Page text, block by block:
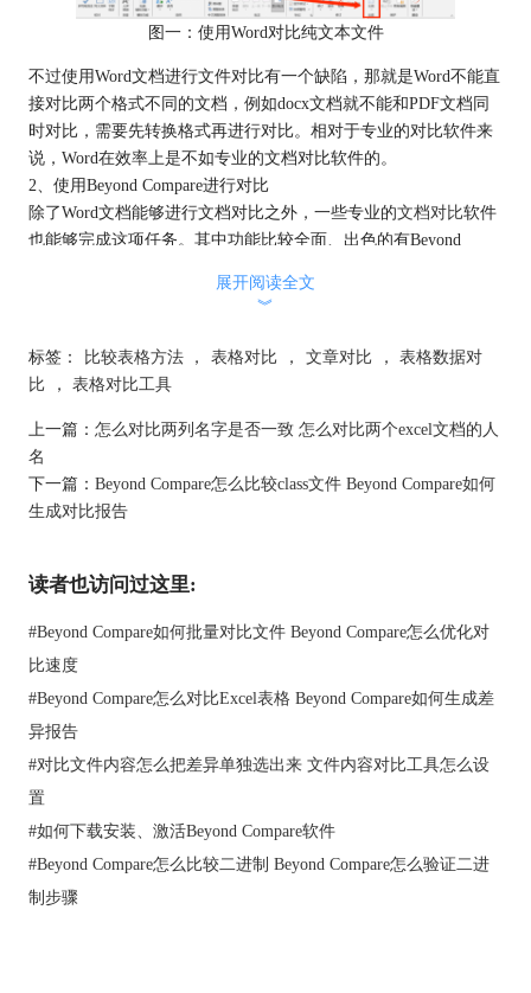
图一：使用Word对比纯文本文件
不过使用Word文档进行文件对比有一个缺陷，那就是Word不能直
接对比两个格式不同的文档，例如docx文档就不能和PDF文档同
时对比，需要先转换格式再进行对比。相对于专业的对比软件来
说，Word在效率上是不如专业的文档对比软件的。
2、使用Beyond Compare进行对比
除了Word文档能够进行文档对比之外，一些专业的文档对比软件
也能够完成这项任务。其中功能比较全面、出色的有Beyond
Compare能够完成大多数文件的对比，并且支持不同格式的文档
效，并且在准确度方面，Beyond Compare的对比结果也同样十分
精准，能够很好地符合我们日常对比文件的需求。
图二：Beyond Compare软件主界面
二、怎么对比两个表格中的相同数据
我们在日常的对比工作中，通常会接触到表格类型的文件，表格
类型的文件和纯文本文件的区别在于，他要求我们对比的精度更
议如果需要进行表格数据对比的话，还是使用专业的对比工具，
例如上文提到的Beyond Compare。接下来我就向大家展示一下如
何使用Beyond Compare对比两个表格中的相同数据。
1、在Beyond Compare软件界面点击“表格比较”选项，进入表格对
展开阅读全文
︾
标签： 比较表格方法 ， 表格对比 ， 文章对比 ，
表格数据对
比
， 表格对比工具
上一篇： 怎么对比两列名字是否一致 怎么对比两个excel文档的人
名
下一篇： Beyond Compare怎么比较class文件 Beyond Compare如何
生成对比报告
读者也访问过这里:
#Beyond Compare如何批量对比文件 Beyond Compare怎么优化对
比速度
#Beyond Compare怎么对比Excel表格 Beyond Compare如何生成差
异报告
#对比文件内容怎么把差异单独选出来 文件内容对比工具怎么设
置
#如何下载安装、激活Beyond Compare软件
#Beyond Compare怎么比较二进制 Beyond Compare怎么验证二进
制步骤